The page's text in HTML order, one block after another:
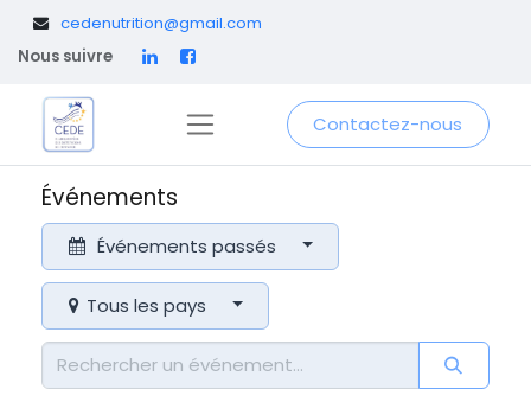
cedenutrition@gmail.com
Nous suivre
Contactez-nous
Événements
Événements passés
Tous les pays